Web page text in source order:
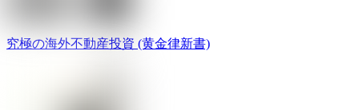
究極の海外不動産投資 (黄金律新書)